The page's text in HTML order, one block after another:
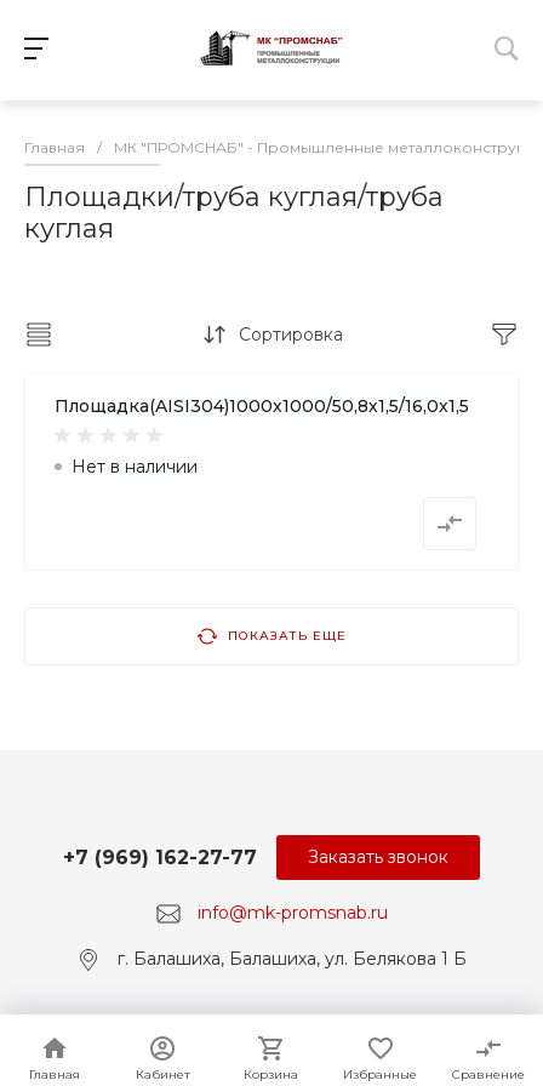
Главная Кабинет Корзина Избранные Сравнение
Главная Кабинет Корзина Избранные Сравнение
Главная / МК "ПРОМСНАБ" - Промышленные
Площадки/труба куглая/труба
куглая
Сортировка
Площадка(AISI304)1000х1000/50,8х1,5/16,0х1,5
Нет в наличии
ПОКАЗАТЬ ЕЩЕ
info@mk-promsnab.ru
+7 (969) 162-27-77
г. Балашиха, Балашиха, ул. Белякова 1 Б
Заказать звонок
© 2017-2026 Universe, Все права защищены